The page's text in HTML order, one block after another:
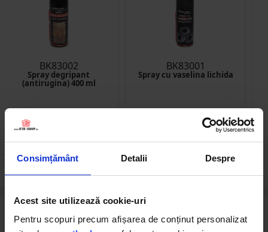
Consimțământ Detalii Despre
Acest site utilizează cookie-uri
Pentru scopuri precum afișarea de conținut personalizat
BK83002
Spray degripant
(antirugina) 400 ml
10.09 RON
BK83001
Spray cu vaselina lichida
13.05 RON
Descrierea produsului